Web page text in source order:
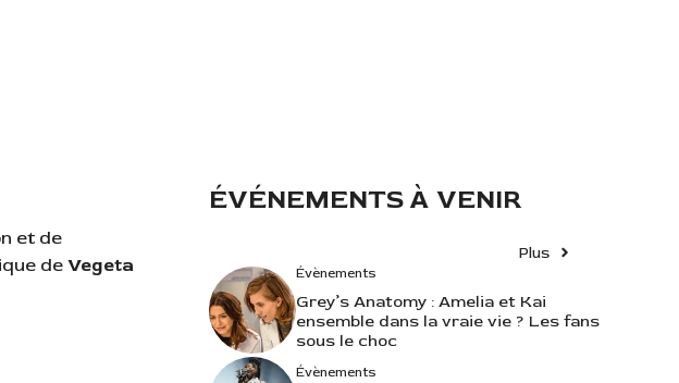
et de
deVegeta
ÉVÉNEMENTS À VENIR
Plus
Évènements
Grey’s Anatomy : Amelia et Kai
ensemble dans la vraie vie ? Les fans
sous le choc
Évènements